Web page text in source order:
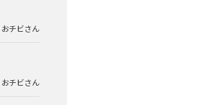
おチビさん
おチビさん